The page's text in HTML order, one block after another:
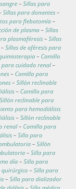
–Sillas para
Sillas para donantes–
para flebotomía–
de plasma–Sillas
plasmaféresis–Sillas
–Sillas de aféresis para
– Camilla
para cuidado renal–
– Camilla para
–Sillón reclinable
– Camilla para
Sillón reclinable para
para hemodiálisis
–Sillón reclinable
renal– Camilla para
–Silla para
–Sillón
–Silla para
día–Silla para
quirúrgico –Silla para
–Silla para dializador